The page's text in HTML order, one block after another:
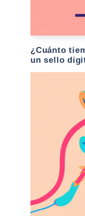
¿Cuánto
un sello